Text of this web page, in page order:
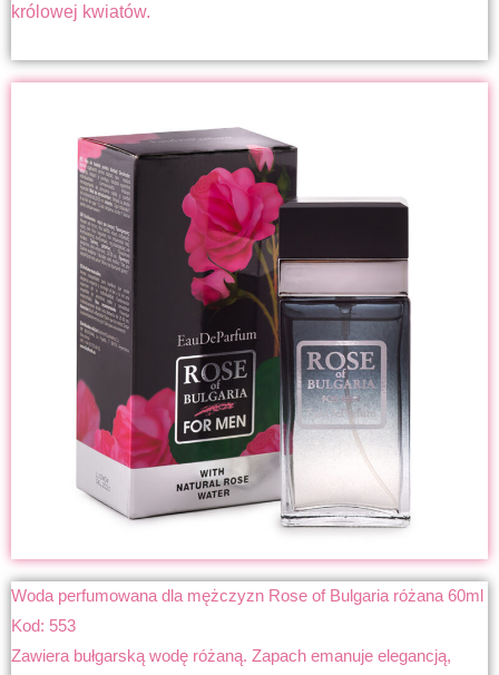
królowej kwiatów.
Woda perfumowana dla mężczyzn Rose of Bulgaria różana 60ml
Kod: 553
Zawiera bułgarską wodę różaną. Zapach emanuje elegancją,